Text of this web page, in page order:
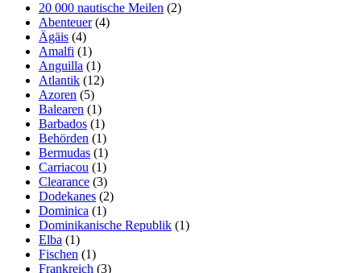
20 000 nautische Meilen (2)
Abenteuer(4)
Ägäis (4)
Amalfi (1)
Anguilla (1)
Atlantik (12)
Azoren (5)
Balearen (1)
Barbados (1)
Behörden (1)
Bermudas (1)
Carriacou (1)
Clearance (3)
Dodekanes (2)
Dominica (1)
Dominikanische Republik (1)
Elba (1)
Fischen (1)
Frankreich (3)